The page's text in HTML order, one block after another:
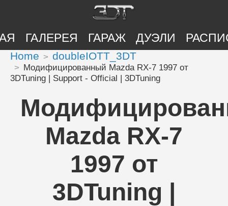
ГАЛЕРЕЯ ГАРАЖ ДУЭЛИ
Home doubleIOTT_3DT
Модифицированный Mazda RX-7 1997 от
3DTuning | Support - Official | 3DTuning
Mazda RX-7
1997 от
3DTuning |